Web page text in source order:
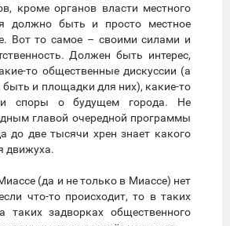
кроме органов власти местного
должно быть и просто местное
Вот то самое – своими силами и
Должен быть интерес,
то общественные дискуссии (а
и площадки для них), какие-то
и споры о будущем города. Не
главой очередной программы
до две тысячи хрен знает какого
движуха.
(да и не только в Миассе) нет
что-то происходит, то в таких
таких задворках общественного